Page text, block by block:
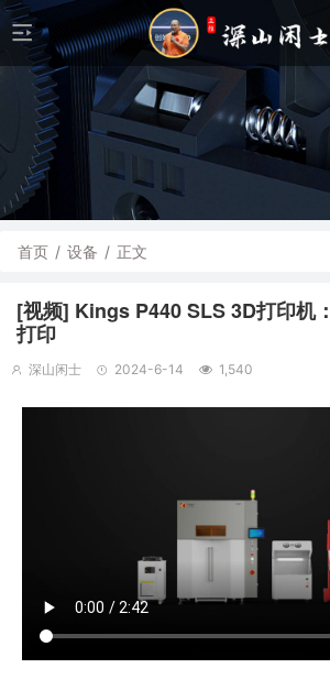
首页 / 设备 / 正文
[视频] Kings P440 SLS 3D打印机
打印
深山闲士 2024-6-14 1,540